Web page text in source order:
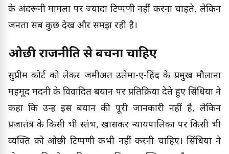
के अंदरूनी मामलों पर ज्यादा टिप्पणी नहीं करना चाहते, लेकिन
जनता सब कुछ देख और समझ रही है।
ओछी राजनीति से बचना चाहिए
सुप्रीम कोर्ट को लेकर जमीअत उलेमा-ए-हिंद के प्रमुख मौलाना
महमूद मदनी के विवादित बयान पर प्रतिक्रिया देते हुए सिंधिया ने
कहा कि उन्हें इस बयान की पूरी जानकारी नहीं है, लेकिन
प्रजातंत्र के किसी भी स्तंभ, खासकर न्यायपालिका पर किसी भी
व्यक्ति को ओछी टिप्पणी कभी नहीं करनी चाहिए। सिंधिया ने